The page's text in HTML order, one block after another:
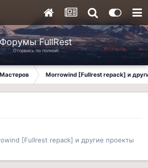
FullRest
Оторвись по полной!
Morrowind [Fullrest repack] и
[Fullrest repack] и другие проекты